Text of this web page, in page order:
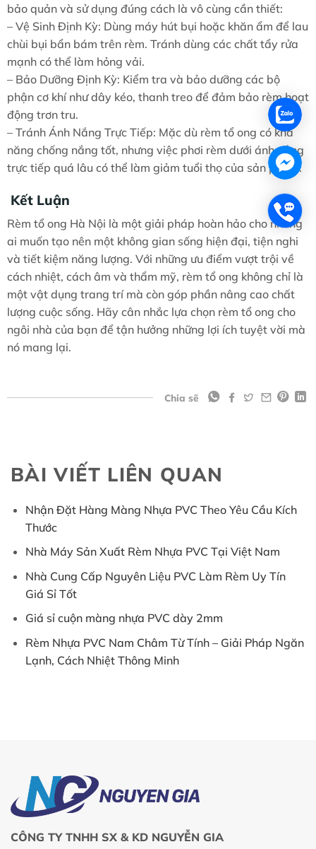
bảo quản và sử dụng đúng cách là vô cùng cần thiết:
– Vệ Sinh Định Kỳ: Dùng máy hút bụi hoặc khăn ẩm để lau
chùi bụi bẩn bám trên rèm. Tránh dùng các chất tẩy rửa
mạnh có thể làm hỏng vải.
– Bảo Dưỡng Định Kỳ: Kiểm tra và bảo dưỡng các bộ
phận cơ khí như dây kéo, thanh treo để đảm bảo rèm hoạt
động trơn tru.
– Tránh Ánh Nắng Trực Tiếp: Mặc dù rèm tổ ong có khả
năng chống nắng tốt, nhưng việc phơi rèm dưới ánh nắng
trực tiếp quá lâu có thể làm giảm tuổi thọ của sản phẩm.
Kết Luận
Rèm tổ ong Hà Nội là một giải pháp hoàn hảo cho những
ai muốn tạo nên một không gian sống hiện đại, tiện nghi
và tiết kiệm năng lượng. Với những ưu điểm vượt trội về
cách nhiệt, cách âm và thẩm mỹ, rèm tổ ong không chỉ là
một vật dụng trang trí mà còn góp phần nâng cao chất
lượng cuộc sống. Hãy cân nhắc lựa chọn rèm tổ ong cho
ngôi nhà của bạn để tận hưởng những lợi ích tuyệt vời mà
nó mang lại.
Chia sẽ
BÀI VIẾT LIÊN QUAN
Nhận Đặt Hàng Màng Nhựa PVC Theo Yêu Cầu Kích
Thước
Nhà Máy Sản Xuất Rèm Nhựa PVC Tại Việt Nam
Nhà Cung Cấp Nguyên Liệu PVC Làm Rèm Uy Tín
Giá Sỉ Tốt
Giá sỉ cuộn màng nhựa PVC dày 2mm
Rèm Nhựa PVC Nam Châm Từ Tính – Giải Pháp Ngăn
Lạnh, Cách Nhiệt Thông Minh
CÔNG TY TNHH SX & KD NGUYỄN GIA